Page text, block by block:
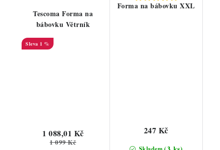
Tescoma Forma na
bábovku Větrník
1 %
1 088,01 Kč
1 099 Kč
Forma na bábovku XXL
247 Kč